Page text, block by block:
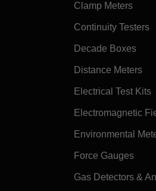
Clamp Meters
Continuity Testers
Decade Boxes
Distance Meters
Electrical Test Kits
Electromagnetic
Environmental
Force Gauges
Gas Detectors &